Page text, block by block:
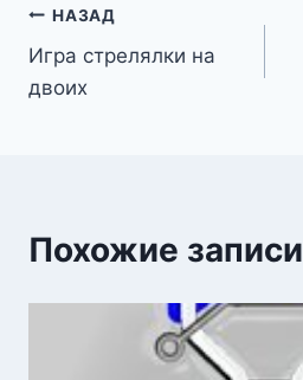
Навигация
по
НАЗАД
Игра стрелялки на
двоих
Похожие записи